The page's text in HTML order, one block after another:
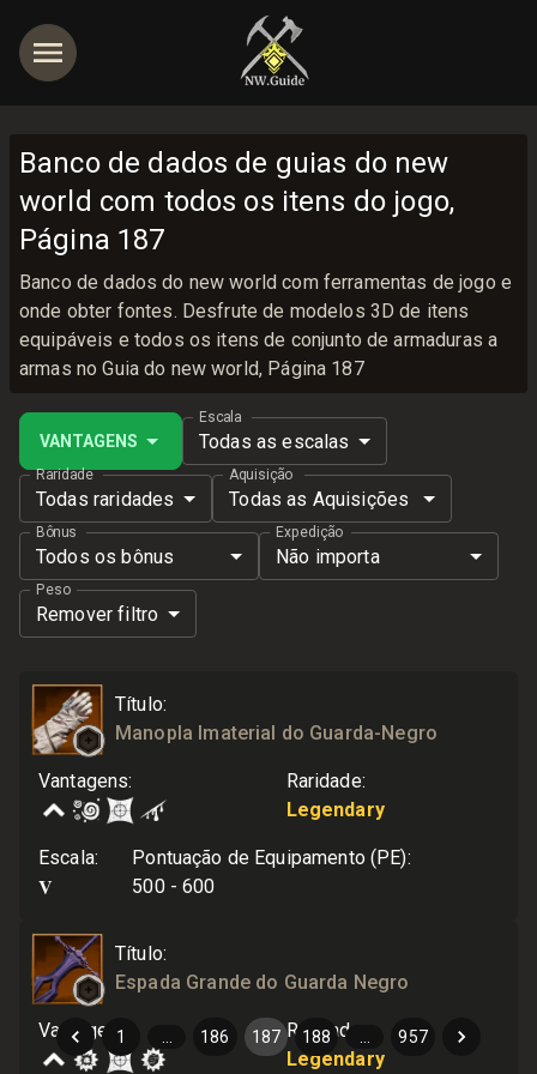
Banco de dados de guias do new
world com todos os itens do jogo,
Página 187
Banco de dados do new world com ferramentas de jogo e
onde obter fontes. Desfrute de modelos 3D de itens
equipáveis e todos os itens de conjunto de armaduras a
armas no Guia do new world, Página 187
VANTAGENS
Escala
Todas as escalas
Raridade
Todas raridades
Aquisição
Todas as Aquisições
Bônus
Todos os bônus
Expedição
Não importa
Peso
Remover filtro
Título:
Manopla Imaterial do Guarda-Negro
Vantagens: Raridade:
Legendary
Escala:
V
Pontuação de Equipamento (PE):
500 - 600
Título:
Espada Grande do Guarda Negro
Vantagens Raridade
Legendary
1 186 187 188 957